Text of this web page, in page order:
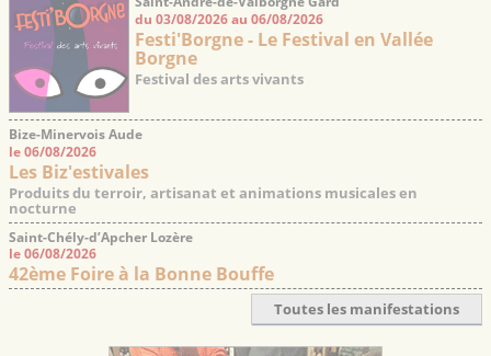
du 03/08/2026 au 06/08/2026
Festi'Borgne - Le Festival en Vallée
Borgne
Festival des arts vivants
Bize-Minervois Aude
le 06/08/2026
Les Biz'estivales
Produits du terroir, artisanat et animations musicales en
nocturne
Saint-Chély-d’Apcher Lozère
le 06/08/2026
42ème Foire à la Bonne Bouffe
Toutes les manifestations